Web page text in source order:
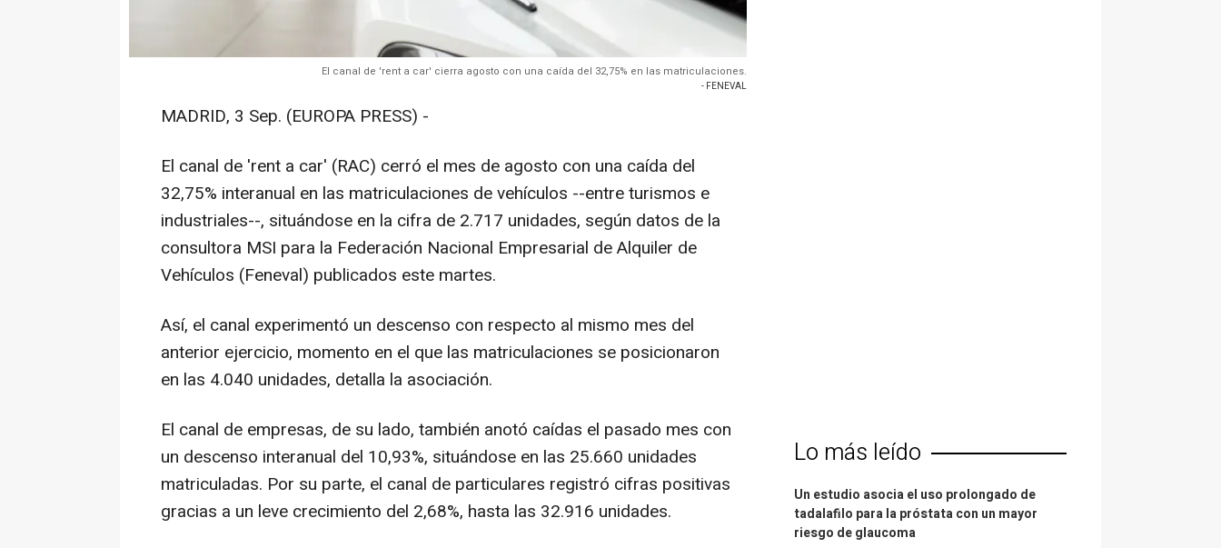
El canal de 'rent a car' cierra agosto con una caída del 32,75% en las matriculaciones.
- FENEVAL
MADRID, 3 Sep. (EUROPA PRESS) -
El canal de 'rent a car' (RAC) cerró el mes de agosto con una caída del
32,75% interanual en las matriculaciones de vehículos --entre turismos e
industriales--, situándose en la cifra de 2.717 unidades, según datos de la
consultora MSI para la Federación Nacional Empresarial de Alquiler de
Vehículos (Feneval) publicados este martes.
Así, el canal experimentó un descenso con respecto al mismo mes del
anterior ejercicio, momento en el que las matriculaciones se posicionaron
en las 4.040 unidades, detalla la asociación.
El canal de empresas, de su lado, también anotó caídas el pasado mes con
un descenso interanual del 10,93%, situándose en las 25.660 unidades
matriculadas. Por su parte, el canal de particulares registró cifras positivas
gracias a un leve crecimiento del 2,68%, hasta las 32.916 unidades.
Lo más leído
Un estudio asocia el uso prolongado de
tadalafilo para la próstata con un mayor
riesgo de glaucoma